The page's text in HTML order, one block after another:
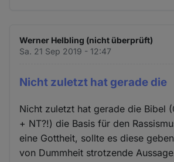
Werner Helbling (nicht überprüft)
Sa. 21 Sep 2019 - 12:47
Nicht zuletzt hat gerade die
Nicht zuletzt hat gerade die Bibel
+ NT?!) die Basis für den
eine Gottheit, sollte es diese
von Dummheit strotzende